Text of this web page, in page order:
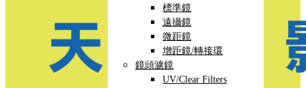
標準鏡
遠攝鏡
微距鏡
增距鏡/轉接環
鏡頭濾鏡
UV/Clear Filters